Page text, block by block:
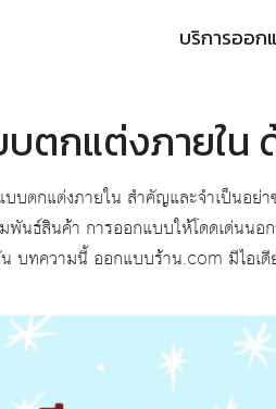
บริการออก
บตกแต่งภายใน
บตกแต่งภายใน สำคัญและจำเป็นอย่
พันธ์สินค้า การออกแบบให้โดดเด่นน
บทความนี้ ออกแบบร้าน.com มีไอ